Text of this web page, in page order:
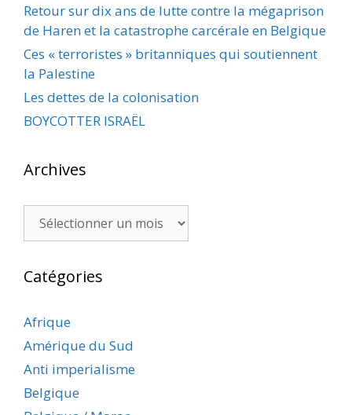
Retour sur dix ans de lutte contre la mégaprison
de Haren et la catastrophe carcérale en Belgique
Ces « terroristes » britanniques qui soutiennent
la Palestine
Les dettes de la colonisation
BOYCOTTER ISRAËL
Archives
Catégories
Afrique
Amérique du Sud
Anti imperialisme
Belgique